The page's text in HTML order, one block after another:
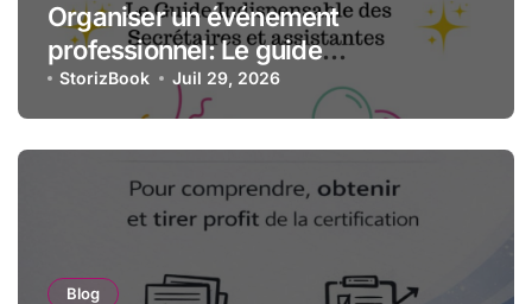
Organiser un événement
professionnel: Le guide
indispensable des assistantes et
secrétaires
StorizBook Juil 29, 2026
Blog